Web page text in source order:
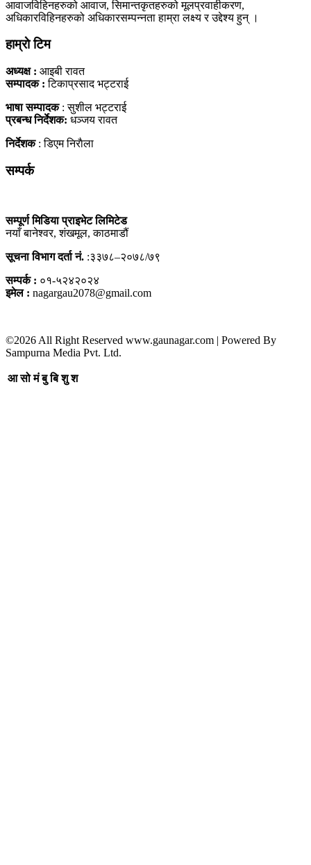
आवाजविहिनहरुको आवाज, सिमान्तकृतहरुको मूलप्रवाहीकरण,
अधिकारविहिनहरुको अधिकारसम्पन्नता हाम्रा लक्ष्य र उद्देश्य हुन् ।
हाम्राे टिम
अध्यक्ष : आइबी रावत
सम्पादक :टिकाप्रसाद भट्टराई
भाषा सम्पादक: सुशील भट्टराई
प्रबन्ध निर्देशक: धञ्जय रावत
निर्देशक: डिएम निराैला
सम्पर्क
सम्पूर्ण मिडिया प्राइभेट लिमिटेड
नयाँ बानेश्वर, शंखमूल, काठमाडौं
सूचना विभाग दर्ता नं. :३३७८–२०७८/७९
सम्पर्क : ०१-५२४२०२४
इमेल : nagargau2078@gmail.com
©2026 All Right Reserved www.gaunagar.com | Powered By
Sampurna Media Pvt. Ltd.
आ सो मं बु बि शु श